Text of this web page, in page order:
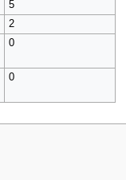
5
2
0
0